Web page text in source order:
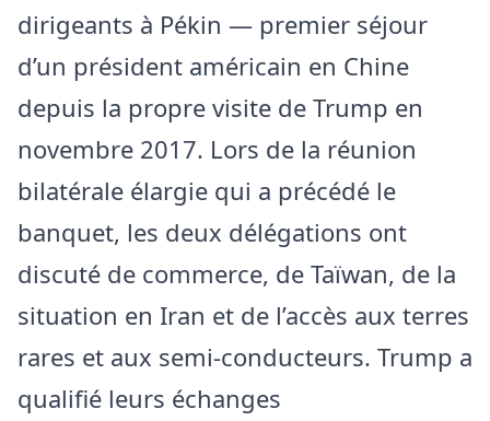
dirigeants à Pékin — premier séjour
d’un président américain en Chine
depuis la propre visite de Trump en
novembre 2017. Lors de la réunion
bilatérale élargie qui a précédé le
banquet, les deux délégations ont
discuté de commerce, de Taïwan, de la
situation en Iran et de l’accès aux terres
rares et aux semi-conducteurs. Trump a
qualifié leurs échanges